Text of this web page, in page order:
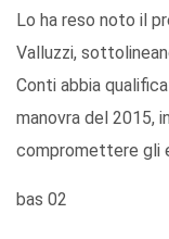
Lo ha reso noto il
Valluzzi,
Conti abbia
manovra del 2015,
compromettere gli
bas 02